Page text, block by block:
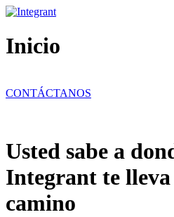
Ir
contenido
Inicio
CONTÁCTANOS
Usted sabe a
Integrant te
camino